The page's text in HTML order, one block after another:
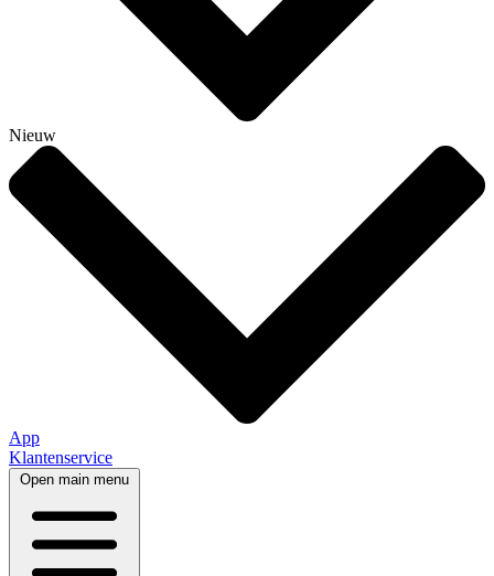
Nieuw
App
Klantenservice
Open main menu